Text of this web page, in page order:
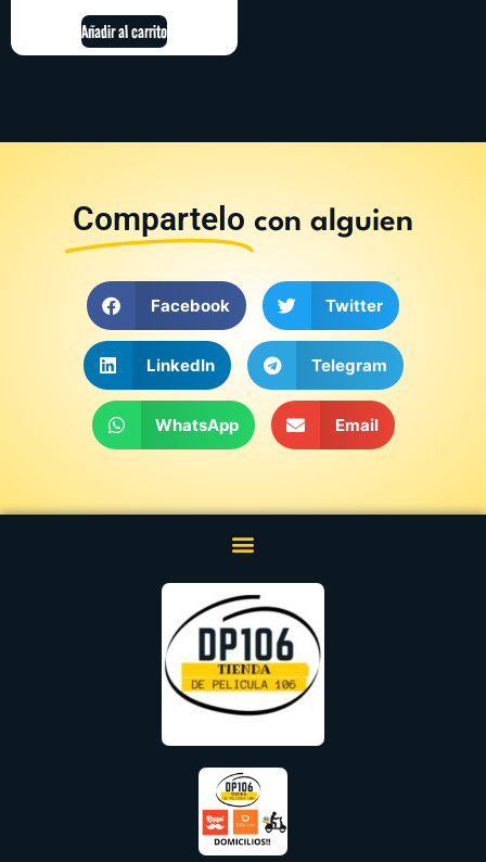
Añadir al carrito
Compartelo con alguien
Facebook Twitter
LinkedIn Telegram
WhatsApp Email